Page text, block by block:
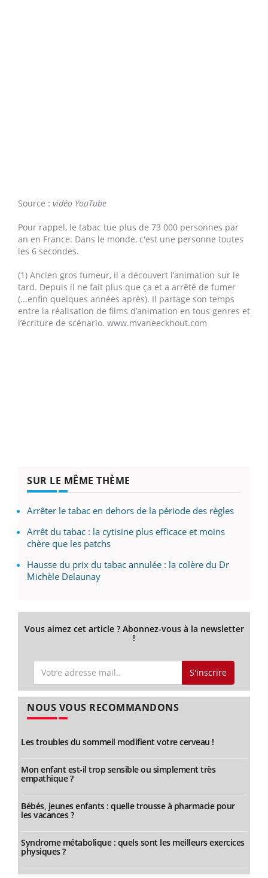
Source : vidéo YouTube
Pour rappel, le tabac tue plus de 73 000 personnes par
an en France. Dans le monde, c'est une personne toutes
les 6 secondes.
(1) Ancien gros fumeur, il a découvert l’animation sur le
tard. Depuis il ne fait plus que ça et a arrêté de fumer
(...enfin quelques années après). Il partage son temps
entre la réalisation de films d’animation en tous genres et
l’écriture de scénario. www.mvaneeckhout.com
SUR LE MÊME THÈME
Arrêter le tabac en dehors de la période des règles
Arrêt du tabac : la cytisine plus efficace et moins
chère que les patchs
Hausse du prix du tabac annulée : la colère du Dr
Michèle Delaunay
Vous aimez cet article ? Abonnez-vous à la newsletter
!
S'inscrire
NOUS VOUS RECOMMANDONS
Les troubles du sommeil modifient votre cerveau !
Mon enfant est-il trop sensible ou simplement très
empathique ?
Bébés, jeunes enfants : quelle trousse à pharmacie pour
les vacances ?
Syndrome métabolique : quels sont les meilleurs exercices
physiques ?